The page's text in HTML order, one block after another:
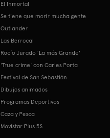
El Inmortal
Se tiene que morir mucha gente
Outlander
Las Berrocal
Rocío Jurado 'La más Grande'
'True crime' con Carles Porta
Festival de San Sebastián
Dibujos animados
Programas Deportivos
Caza y Pesca
Movistar Plus 5S